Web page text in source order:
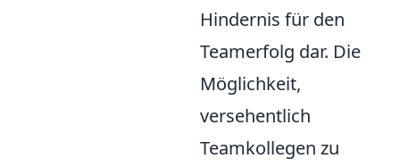
Hindernis für den
Teamerfolg dar. Die
Möglichkeit,
versehentlich
Teamkollegen zu